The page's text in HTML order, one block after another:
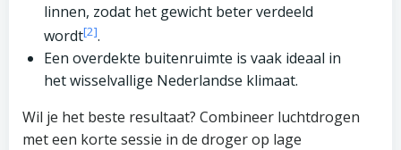
linnen, zodat het gewicht beter verdeeld
wordt[2].
Een overdekte buitenruimte is vaak ideaal in
het wisselvallige Nederlandse klimaat.
Wil je het beste resultaat? Combineer luchtdrogen
met een korte sessie in de droger op lage